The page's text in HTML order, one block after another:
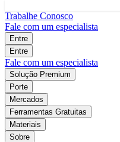
Trabalhe Conosco
Fale com um especialista
Entre
Entre
Fale com um especialista
Solução Premium
Porte
Mercados
Ferramentas Gratuitas
Materiais
Sobre